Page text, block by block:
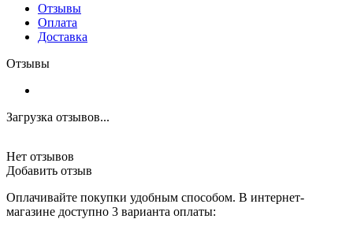
Отзывы
Оплата
Доставка
Отзывы
Загрузка отзывов...
Нет отзывов
Добавить отзыв
Оплачивайте покупки удобным способом. В интернет-
магазине доступно 3 варианта оплаты: